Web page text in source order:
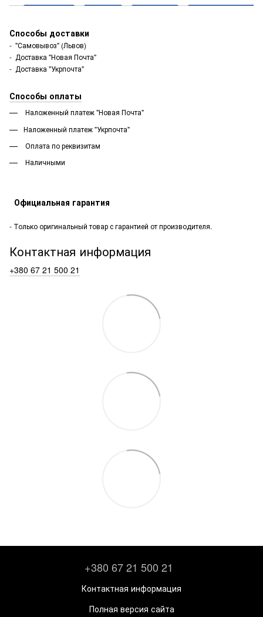
Способы доставки
- "Самовывоз" (Львов)
- Доставка "Новая Почта"
- Доставка "Укрпочта"
Способы оплаты
Наложенный платеж "Новая Почта"
Наложенный платеж "Укрпочта"
Оплата по реквизитам
Наличными
Официальная гарантия
- Только оригинальный товар с гарантией от производителя.
Контактная информация
+380 67 21 500 21
+380 67 21 500 21
Контактная информация
Полная версия сайта